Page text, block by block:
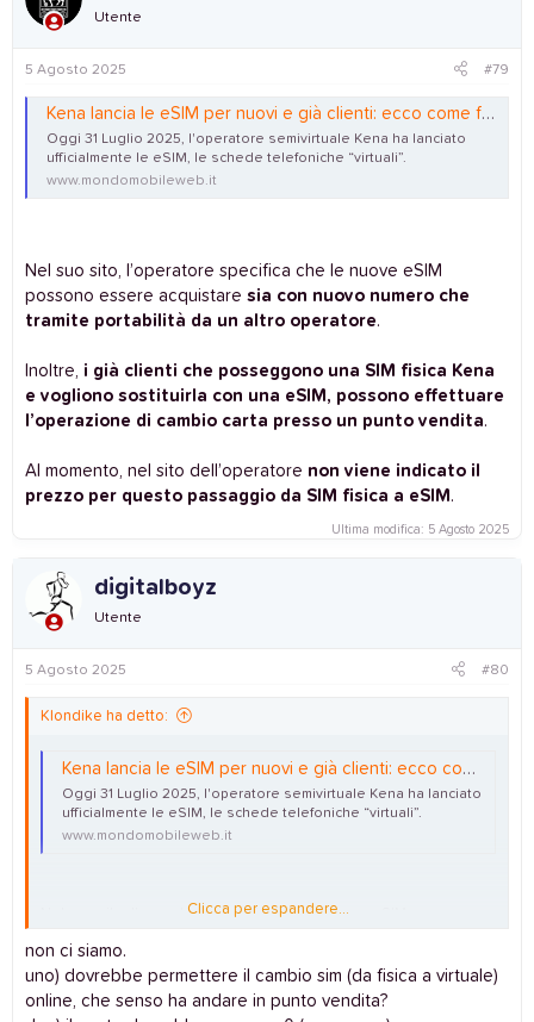
Utente
5 Agosto 2025 #79
Kena lancia le eSIM per nuovi e già clienti: ecco come funzionano
Oggi 31 Luglio 2025, l'operatore semivirtuale Kena ha lanciato
ufficialmente le eSIM, le schede telefoniche “virtuali”.
www.mondomobileweb.it
Nel suo sito, l’operatore specifica che le nuove eSIM
possono essere acquistare sia con nuovo numero che
tramite portabilità da un altro operatore.
Inoltre, i già clienti che posseggono una SIM fisica Kena
e vogliono sostituirla con una eSIM, possono effettuare
l’operazione di cambio carta presso un punto vendita.
Al momento, nel sito dell’operatore non viene indicato il
prezzo per questo passaggio da SIM fisica a eSIM .
Ultima modifica: 5 Agosto 2025
digitalboyz
Utente
5 Agosto 2025 #80
Klondike ha detto:
Kena lancia le eSIM per nuovi e già clienti: ecco come funzionano
Oggi 31 Luglio 2025, l'operatore semivirtuale Kena ha lanciato
ufficialmente le eSIM, le schede telefoniche “virtuali”.
www.mondomobileweb.it
Nel suo sito, l’operatore specifica che le nuove eSIM possono
portabilità da un altro operatore
Inoltre, i già clienti che posseggono una SIM fisica Kena e
Clicca per espandere...
non ci siamo.
uno) dovrebbe permettere il cambio sim (da fisica a virtuale)
online, che senso ha andare in punto vendita?